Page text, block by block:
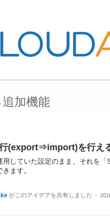
加機能
(export⇒import)を行え
用していた設定のまま、それを
ます。
がこのアイデアを共有しました ·